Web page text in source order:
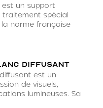
est un support
traitement spécial
norme française
diffusant
est un
de visuels,
lumineuses. Sa